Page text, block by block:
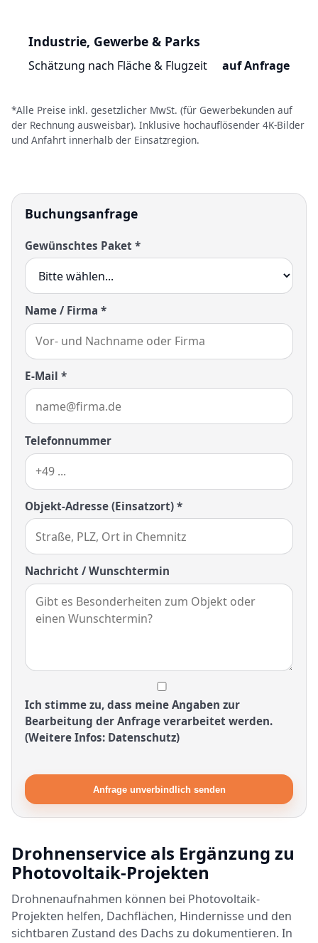
Industrie, Gewerbe & Parks
Schätzung nach Fläche & Flugzeit auf Anfrage
*Alle Preise inkl. gesetzlicher MwSt. (für Gewerbekunden auf
der Rechnung ausweisbar). Inklusive hochauflösender 4K-Bilder
und Anfahrt innerhalb der Einsatzregion.
Buchungsanfrage
Gewünschtes Paket *
Name / Firma *
E-Mail *
Telefonnummer
Objekt-Adresse (Einsatzort) *
Nachricht / Wunschtermin
Ich stimme zu, dass meine Angaben zur
Bearbeitung der Anfrage verarbeitet werden.
(Weitere Infos: Datenschutz)
Anfrage unverbindlich senden
Drohnenservice als Ergänzung zu
Photovoltaik-Projekten
Drohnenaufnahmen können bei Photovoltaik-
Projekten helfen, Dachflächen, Hindernisse und den
sichtbaren Zustand des Dachs zu dokumentieren. In